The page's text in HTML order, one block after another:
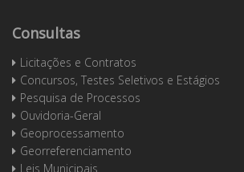
Consultas
Licitações e Contratos
Concursos, Testes Seletivos e Estágios
Pesquisa de Processos
Ouvidoria-Geral
Geoprocessamento
Georreferenciamento
Leis Municipais